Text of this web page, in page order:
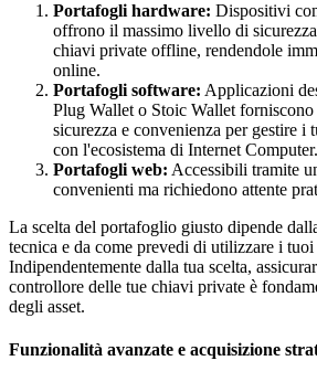
Portafogli hardware: Dispositivi
offrono il massimo livello di
chiavi private offline, rendendole
online.
Portafogli software: Applicazioni
Plug Wallet o Stoic Wallet
sicurezza e convenienza per gestire i
con l'ecosistema di Internet Computer.
Portafogli web: Accessibili tramite
convenienti ma richiedono attente
La scelta del portafoglio giusto dipende
tecnica e da come prevedi di utilizzare i tuoi
Indipendentemente dalla tua scelta,
controllore delle tue chiavi private è
degli asset.
Funzionalità avanzate e acquisizione